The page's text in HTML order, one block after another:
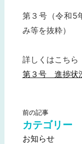
カテゴリー
お知らせ
第３号（令和5
み等を抜粋）
詳しくはこちら
第３号 進捗状
前の記事